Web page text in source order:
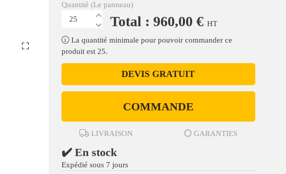
Quantité (Le panneau)
Total : 960,00 € HT
La quantité minimale pour pouvoir commander ce
produit est 25.
DEVIS GRATUIT
COMMANDE
LIVRAISON GARANTIES
✔️ En stock
Expédié sous 7 jours